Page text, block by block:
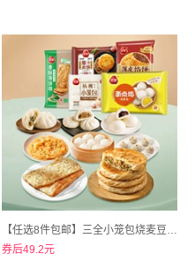
【任选8件包邮】三全小笼包烧麦豆沙奶黄包速食早餐
券后49.2元